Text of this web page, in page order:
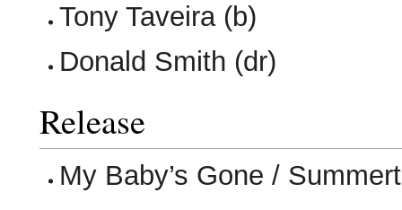
Tony Taveira (b)
Donald Smith (dr)
Release
My Baby’s Gone /